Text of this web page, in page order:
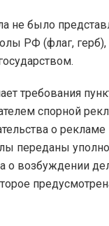
не было
РФ (флаг, герб),
требования
спорной
о
переданы
о возбуждении